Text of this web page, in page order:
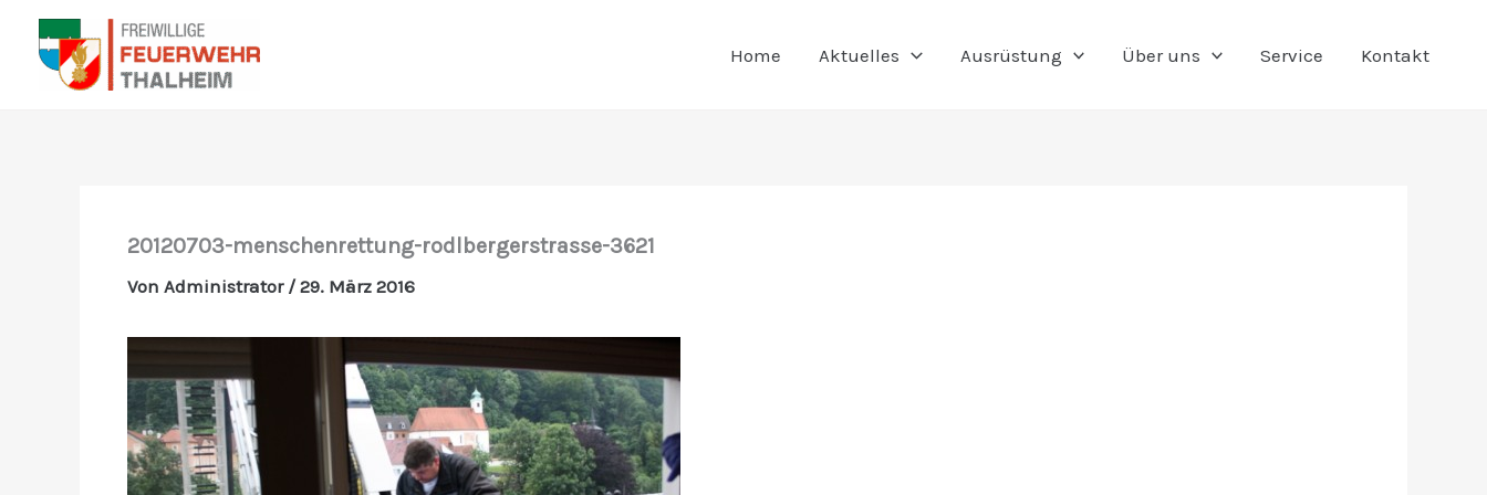
Zum
Inhalt
springen
Home Aktuelles Ausrüstung Über uns Service Kontakt
20120703-menschenrettung-rodlbergerstrasse-3621
Von Administrator /29. März 2016